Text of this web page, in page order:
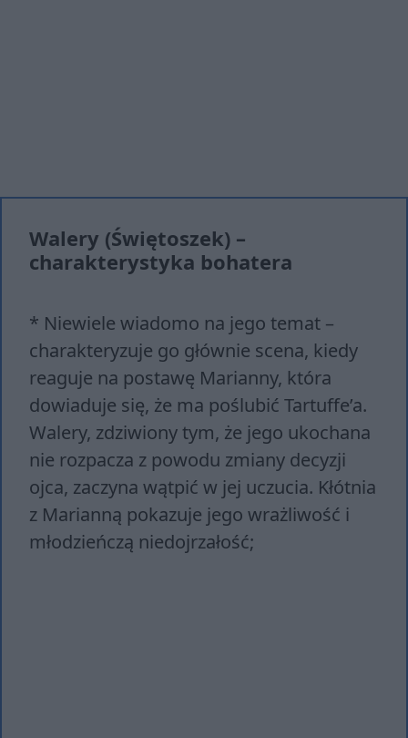
Walery (Świętoszek) –
charakterystyka bohatera
* Niewiele wiadomo na jego temat –
charakteryzuje go głównie scena, kiedy
reaguje na postawę Marianny, która
dowiaduje się, że ma poślubić Tartuffe’a.
Walery, zdziwiony tym, że jego ukochana
nie rozpacza z powodu zmiany decyzji
ojca, zaczyna wątpić w jej uczucia. Kłótnia
z Marianną pokazuje jego wrażliwość i
młodzieńczą niedojrzałość;